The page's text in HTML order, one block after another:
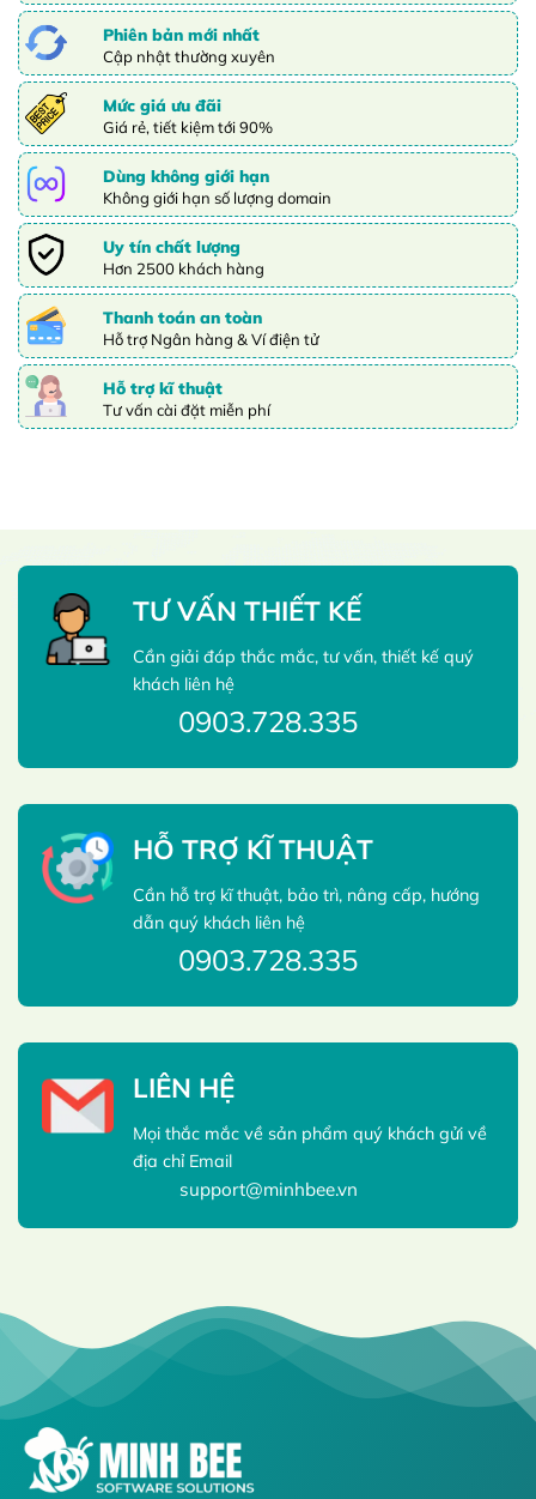
Phiên bản mới nhất
Cập nhật thường xuyên
Mức giá ưu đãi
Giá rẻ, tiết kiệm tới 90%
Dùng không giới hạn
Không giới hạn số lượng domain
Uy tín chất lượng
Hơn 2500 khách hàng
Thanh toán an toàn
Hỗ trợ Ngân hàng & Ví điện tử
Hỗ trợ kĩ thuật
Tư vấn cài đặt miễn phí
TƯ VẤN THIẾT KẾ
Cần giải đáp thắc mắc, tư vấn, thiết kế quý
khách liên hệ
0903.728.335
HỖ TRỢ KĨ THUẬT
Cần hỗ trợ kĩ thuật, bảo trì, nâng cấp, hướng
dẫn quý khách liên hệ
0903.728.335
LIÊN HỆ
Mọi thắc mắc về sản phẩm quý khách gửi về
địa chỉ Email
support@minhbee.vn